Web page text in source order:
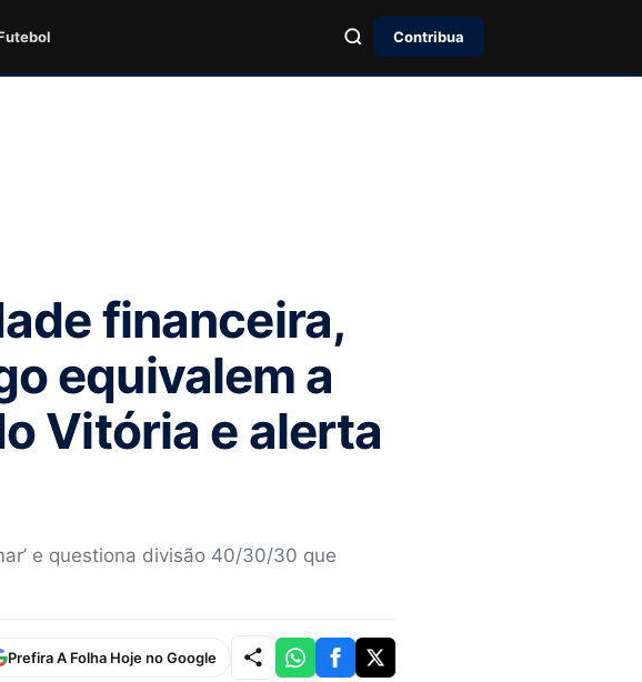
Contribua
financeira,
equivalem a
Vitória e alerta
e questiona divisão 40/30/30 que
Prefira A Folha Hoje no Google